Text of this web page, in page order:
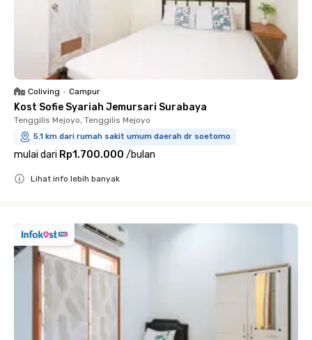
Coliving • Campur
Kost Sofie Syariah Jemursari Surabaya
Tenggilis Mejoyo, Tenggilis Mejoyo
5.1 km dari rumah sakit umum daerah dr soetomo
mulai dari Rp1.700.000 /bulan
Lihat info lebih banyak